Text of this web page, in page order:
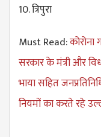
10. त्रिपुरा
Must Read:
सरकार के मंत्री और
भाया सहित
नियमों का करते रहे